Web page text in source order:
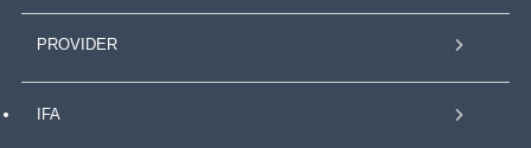
PROVIDER
IFA